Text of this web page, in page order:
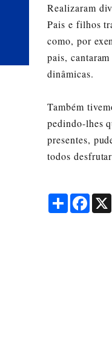
forma clara e
Realizaram
Pais e filhos
como, por
pais,
dinâmicas.
Também
pedindo-lhes
presentes,
todos
Share